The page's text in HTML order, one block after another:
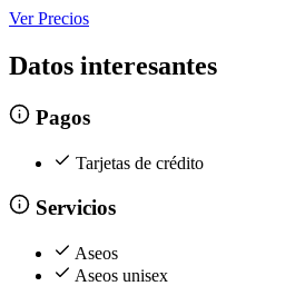
Ver Precios
Datos interesantes
Pagos
Tarjetas de crédito
Servicios
Aseos
Aseos unisex